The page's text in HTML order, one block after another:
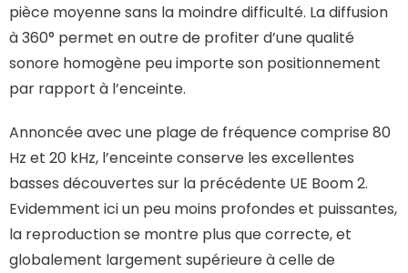
pièce moyenne sans la moindre difficulté. La diffusion
à 360° permet en outre de profiter d’une qualité
sonore homogène peu importe son positionnement
par rapport à l’enceinte.
Annoncée avec une plage de fréquence comprise 80
Hz et 20 kHz, l’enceinte conserve les excellentes
basses découvertes sur la précédente UE Boom 2.
Evidemment ici un peu moins profondes et puissantes,
la reproduction se montre plus que correcte, et
globalement largement supérieure à celle de